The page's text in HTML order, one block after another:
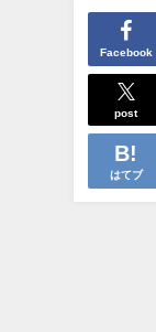
Facebook
post
はてブ